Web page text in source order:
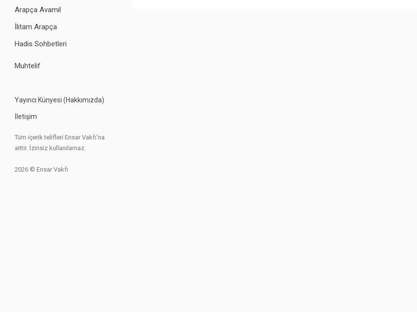
Arapça Avamil
İlitam Arapça
Hadis Sohbetleri
Muhtelif
Yayıncı Künyesi (Hakkımızda)
İletişim
Tüm içerik telifleri Ensar Vakfı'na
aittir. İzinsiz kullanılamaz.
2026 © Ensar Vakfı